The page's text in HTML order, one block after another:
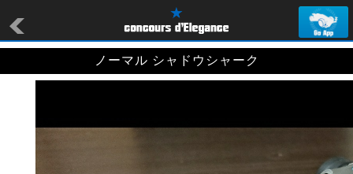
ノーマル シャドウシャーク